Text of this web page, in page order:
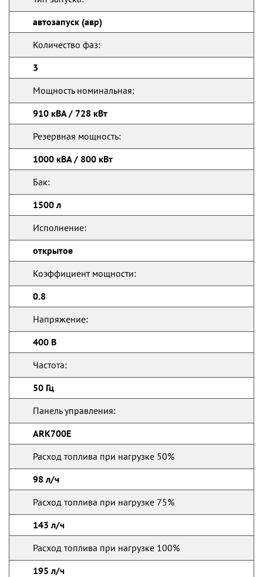
автозапуск (авр)
Количество фаз:
3
Мощность номинальная:
910 кВА / 728 кВт
Резервная мощность:
1000 кВА / 800 кВт
Бак:
1500 л
Исполнение:
открытое
Коэффициент мощности:
0.8
Напряжение:
400 В
Частота:
50 Гц
Панель управления:
ARK700E
Расход топлива при нагрузке 50%
98 л/ч
Расход топлива при нагрузке 75%
143 л/ч
Расход топлива при нагрузке 100%
195 л/ч